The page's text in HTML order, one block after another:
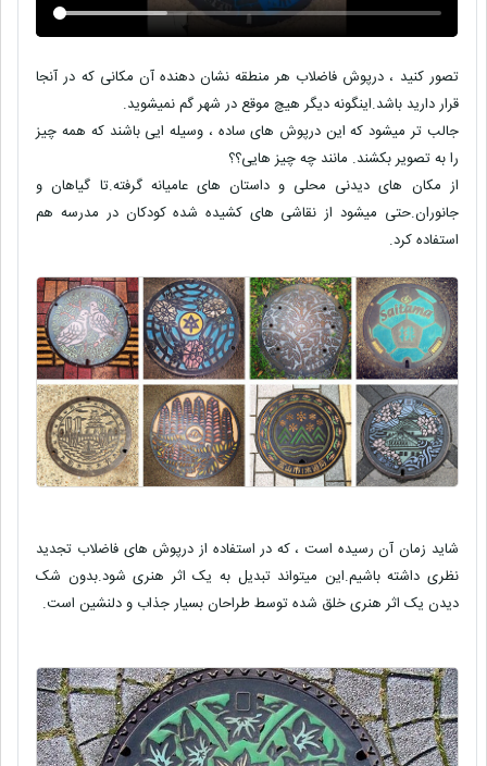
تصور کنید ، درپوش فاضلاب هر منطقه نشان دهنده آن مکانی که در آنجا
قرار دارید باشد.اینگونه دیگر هیچ موقع در شهر گم نمیشوید.
جالب تر میشود که این درپوش های ساده ، وسیله ایی باشند که همه چیز
را به تصویر بکشند. مانند چه چیز هایی؟؟
از مکان های دیدنی محلی و داستان های عامیانه گرفته.تا گیاهان و
جانوران.حتی میشود از نقاشی های کشیده شده کودکان در مدرسه هم
استفاده کرد.
شاید زمان آن رسیده است ، که در استفاده از درپوش های فاضلاب تجدید
نظری داشته باشیم.این میتواند تبدیل به یک اثر هنری شود.بدون شک
دیدن یک اثر هنری خلق شده توسط طراحان بسیار جذاب و دلنشین است.